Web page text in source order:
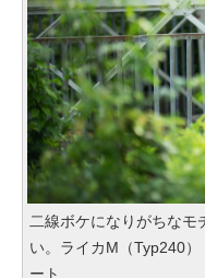
二線ボケになりがちなモ
い。ライカM（Typ240
ート